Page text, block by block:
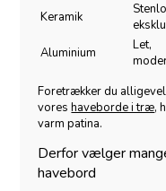
Keramik
Aluminium
Let,
Foretrækker du
voreshaveborde i træ,
varm patina.
Derfor vælger
havebord